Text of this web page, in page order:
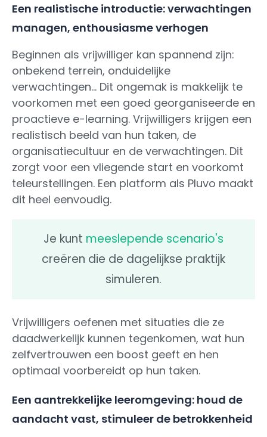
Een realistische introductie: verwachtingen
managen, enthousiasme verhogen
Beginnen als vrijwilliger kan spannend zijn:
onbekend terrein, onduidelijke
verwachtingen... Dit ongemak is makkelijk te
voorkomen met een goed georganiseerde en
proactieve e-learning. Vrijwilligers krijgen een
realistisch beeld van hun taken, de
organisatiecultuur en de verwachtingen. Dit
zorgt voor een vliegende start en voorkomt
teleurstellingen. Een platform als Pluvo maakt
dit heel eenvoudig.
Je kunt meeslepende scenario's
creëren die de dagelijkse praktijk
simuleren.
Vrijwilligers oefenen met situaties die ze
daadwerkelijk kunnen tegenkomen, wat hun
zelfvertrouwen een boost geeft en hen
optimaal voorbereidt op hun taken.
Een aantrekkelijke leeromgeving: houd de
aandacht vast, stimuleer de betrokkenheid